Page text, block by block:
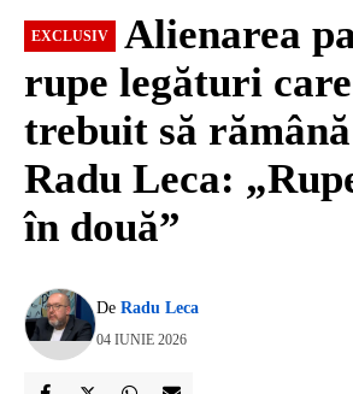
EXCLUSIV
Alienarea
rupe legături
trebuit să
Radu Leca:
în două”
De Radu Leca
04 IUNIE 2026